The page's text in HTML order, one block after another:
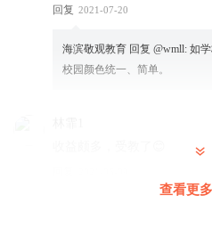
回复 2021-07-20
海滨敬观教育 回复 @wmll: 如
校园颜色统一、简单。
查看更